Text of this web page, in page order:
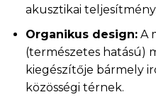
akusztikai
Organikus design:A
(természetes hatású)
kiegészítője bármely
közösségi térnek.